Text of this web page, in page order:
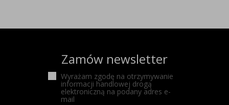
Zamów newsletter
Wyrażam zgodę na otrzymywanie
informacji handlowej drogą
elektroniczną na podany adres e-
mail